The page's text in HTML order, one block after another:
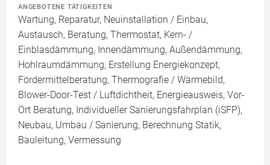
ANGEBOTENE TÄTIGKEITEN
Wartung, Reparatur, Neuinstallation / Einbau,
Austausch, Beratung, Thermostat, Kern- /
Einblasdämmung, Innendämmung, Außendämmung,
Hohlraumdämmung, Erstellung Energiekonzept,
Fördermittelberatung, Thermografie / Wärmebild,
Blower-Door-Test / Luftdichtheit, Energieausweis, Vor-
Ort Beratung, Individueller Sanierungsfahrplan (iSFP),
Neubau, Umbau / Sanierung, Berechnung Statik,
Bauleitung, Vermessung